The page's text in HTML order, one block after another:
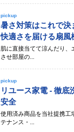
pickup
暑さ対策はこれで決
快適さを届ける扇風
肌に直接当てて涼んだり、
させ部屋の...
pickup
リユース家電 - 徹底
安全
使用済み商品を当社提携工
テナンス・...